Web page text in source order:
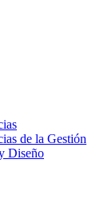
de la Gestión
Diseño